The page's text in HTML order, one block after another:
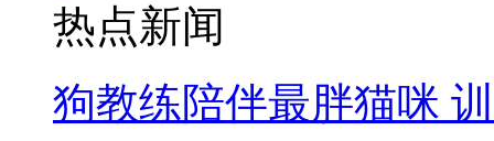
热点新闻
狗教练陪伴最胖猫咪